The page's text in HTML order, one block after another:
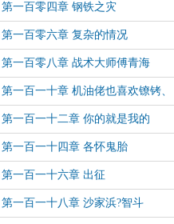
第一百零四章 钢铁之灾
第一百零六章 复杂的情况
第一百零八章 战术大师傅青海
第一百一十章 机油佬也喜欢镣铐、
皮鞭和滴蜡吗？
第一百一十二章 你的就是我的
第一百一十四章 各怀鬼胎
第一百一十六章 出征
第一百一十八章 沙家浜?智斗